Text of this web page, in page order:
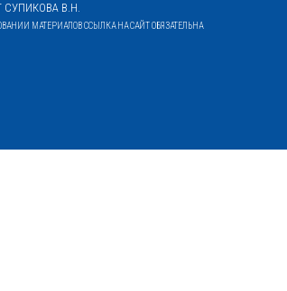
СУПИКОВА В.Н.
МАТЕРИАЛОВ ССЫЛКА НА САЙТ ОБЯЗАТЕЛЬНА